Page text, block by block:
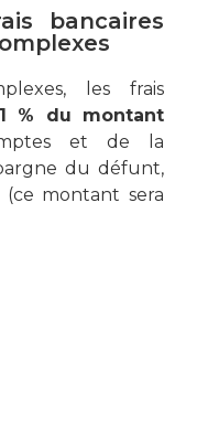
bancaires
les frais
% du montant
et de la
du défunt,
montant sera